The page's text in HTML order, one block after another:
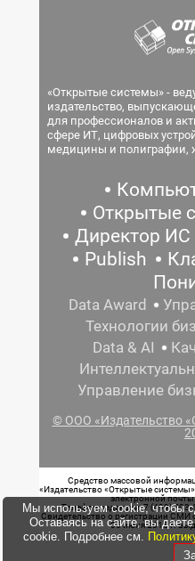
«Открытые системы» -
издательство,
для профессионалов и
сфере ИТ, цифровых
медицины и полиграфии,
Открытые
Директор ИС
Publish
Data Award
Технологии
Data & AI
Управление
© ООО «Издательство
Средство массовой
«Издательство «Открытые
электронной
Телефон редакции: 7 (499)
Свидетельство о регистрации
05 июня 2015 г.
Мы используем cookie, чтобы
Оставаясь на сайте, вы
cookie. Подробнее см.